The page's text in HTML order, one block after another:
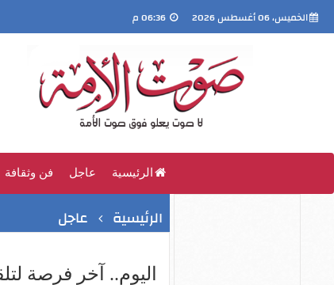
الخميس، 06 أغسطس 2026
الرئيسية عاجل فن وثقافة
الرئيسية عاجل
اليوم.. آخر فرصة